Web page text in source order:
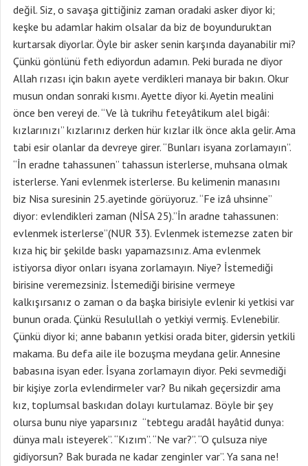
değil. Siz, o savaşa gittiğiniz zaman oradaki asker diyor ki;
keşke bu adamlar hakim olsalar da biz de boyunduruktan
kurtarsak diyorlar. Öyle bir asker senin karşında dayanabilir mi?
Çünkü gönlünü feth ediyordun adamın. Peki burada ne diyor
Allah rızası için bakın ayete verdikleri manaya bir bakın. Okur
musun ondan sonraki kısmı. Ayette diyor ki. Ayetin mealini
önce ben vereyi de. “Ve là tukrihu feteyâtikum alel bigâi:
kızlarınızı” kızlarınız derken hür kızlar ilk önce akla gelir. Ama
tabi esir olanlar da devreye girer. “Bunları isyana zorlamayın”.
“İn eradne tahassunen” tahassun isterlerse, muhsana olmak
isterlerse. Yani evlenmek isterlerse. Bu kelimenin manasını
biz Nisa suresinin 25.ayetinde görüyoruz. “Fe izâ uhsinne”
diyor: evlendikleri zaman (NİSA 25).”İn aradne tahassunen:
evlenmek isterlerse”(NUR 33). Evlenmek istemezse zaten bir
kıza hiç bir şekilde baskı yapamazsınız. Ama evlenmek
istiyorsa diyor onları isyana zorlamayın. Niye? İstemediği
birisine veremezsiniz. İstemediği birisine vermeye
kalkışırsanız o zaman o da başka birisiyle evlenir ki yetkisi var
bunun orada. Çünkü Resulullah o yetkiyi vermiş. Evlenebilir.
Çünkü diyor ki; anne babanın yetkisi orada biter, gidersin yetkili
makama. Bu defa aile ile bozuşma meydana gelir. Annesine
babasına isyan eder. İsyana zorlamayın diyor. Peki sevmediği
bir kişiye zorla evlendirmeler var? Bu nikah geçersizdir ama
kız, toplumsal baskıdan dolayı kurtulamaz. Böyle bir şey
olursa bunu niye yaparsınız “tebtegu aradâl hayâtid dunya:
dünya malı isteyerek”. “Kızım”. “Ne var?”. “O çulsuza niye
gidiyorsun? Bak burada ne kadar zenginler var”. Ya sana ne!